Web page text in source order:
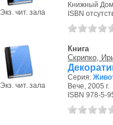
Экз. чит. зала
Книжный
ISBN
Экз. чит. зала
Книга
Скрипко,
Серия:
Вече, 2005 г.
ISBN 978-5-